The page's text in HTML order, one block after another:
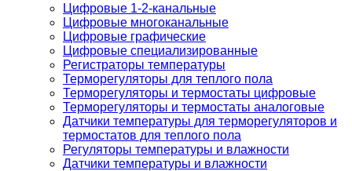
Цифровые 1-2-канальные
Цифровые многоканальные
Цифровые графические
Цифровые специализированные
Регистраторы температуры
Терморегуляторы для теплого пола
Терморегуляторы и термостаты цифровые
Терморегуляторы и термостаты аналоговые
Датчики температуры для терморегуляторов и
термостатов для теплого пола
Регуляторы температуры и влажности
Датчики температуры и влажности